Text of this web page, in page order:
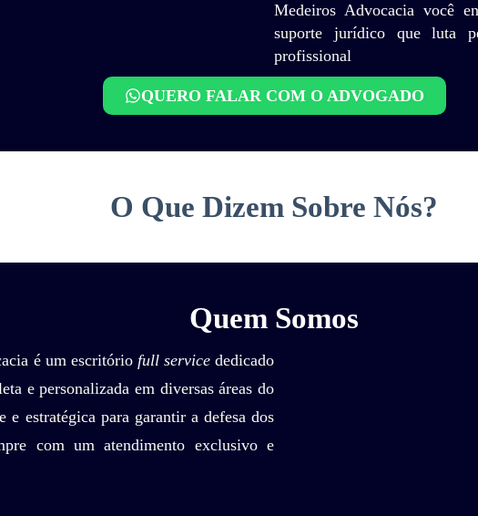
Medeiros Advocacia você
suporte jurídico que luta
profissional
QUERO FALAR COM O ADVOGADO
O Que Dizem Sobre Nós?
Quem Somos
é um escritório full servicededicado
e personalizada em diversas áreas do
estratégica para garantir a defesa dos
com um atendimento exclusivo e